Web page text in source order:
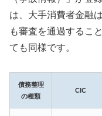
は、大手消費者金融
も審査を通過するこ
ても同様です。
債務整理
の種類
CIC